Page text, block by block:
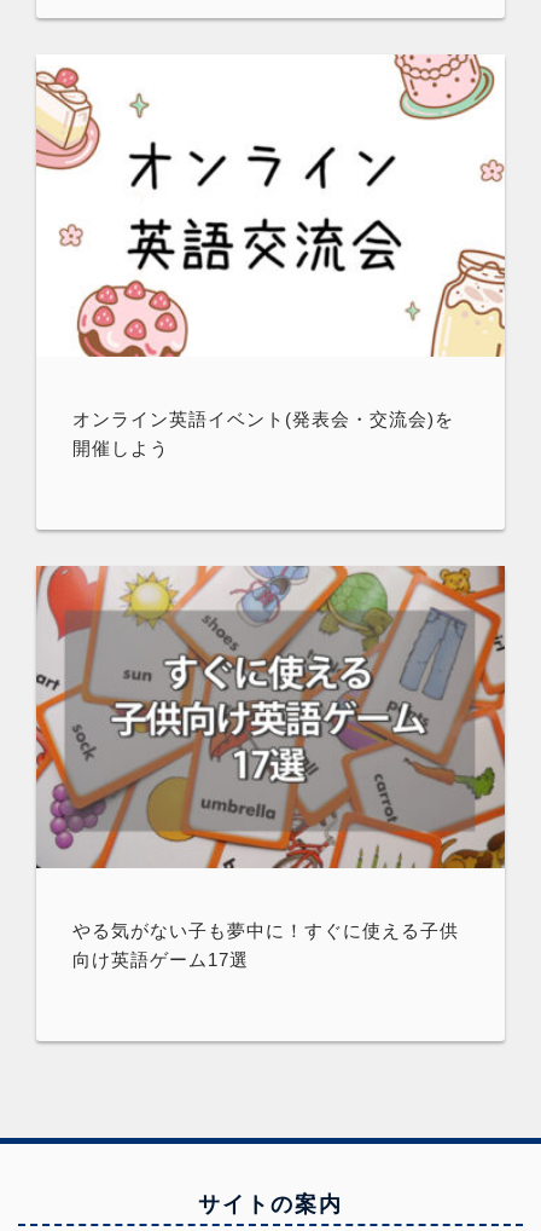
オンライン英語イベント(発表会・交流会)を
開催しよう
やる気がない子も夢中に！すぐに使える子供
向け英語ゲーム17選
サイトの案内